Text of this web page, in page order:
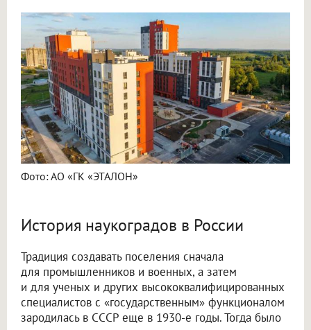
Фото: АО «ГК «ЭТАЛОН»
История наукоградов в России
Традиция создавать поселения сначала
для промышленников и военных, а затем
и для ученых и других высококвалифицированных
специалистов с «государственным» функционалом
зародилась в СССР еще в 1930-е годы. Тогда было